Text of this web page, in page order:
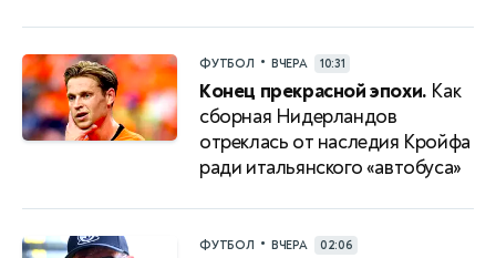
ФУТБОЛ • ВЧЕРА 10:31
Конец прекрасной эпохи. Как
сборная Нидерландов
отреклась от наследия Кройфа
ради итальянского «автобуса»
ФУТБОЛ • ВЧЕРА 02:06